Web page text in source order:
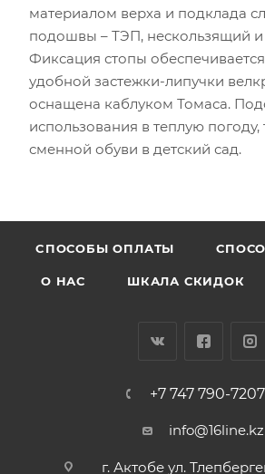
материалом верха и подклада
подошвы – ТЭП, нескользящий и
Фиксация стопы обеспечивается
удобной застежки-липучки
оснащена каблуком Томаса.
использования в теплую погоду,
сменной обуви в детский сад.
CПОСОБЫ ОПЛАТЫ
О НАС ШКАЛА СКИДОК
+7 747 790-7207
info@16line.kz
г. Актобе ул.